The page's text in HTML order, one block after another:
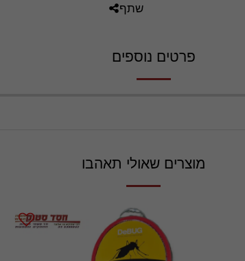
שתף
פרטים נוספים
מוצרים שאולי תאהבו